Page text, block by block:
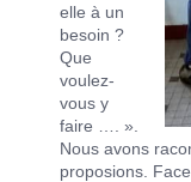
elle à un
besoin ?
Que
voulez-
vous y
faire …. ».
Nous avons
proposions.